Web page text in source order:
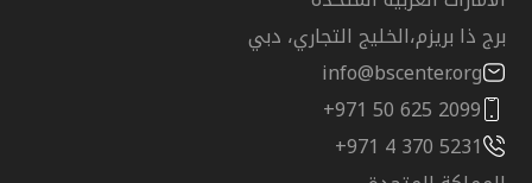
برج ذا بريزم،الخليج التجاري، دبي
info@bscenter.org
+971 50 625 2099
+971 4 370 5231